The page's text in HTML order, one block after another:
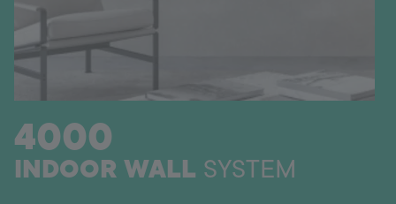
Ish o'rinlari
Ishonch raqami
Uzbekistan
4000
INDOOR WALL SYSTEM